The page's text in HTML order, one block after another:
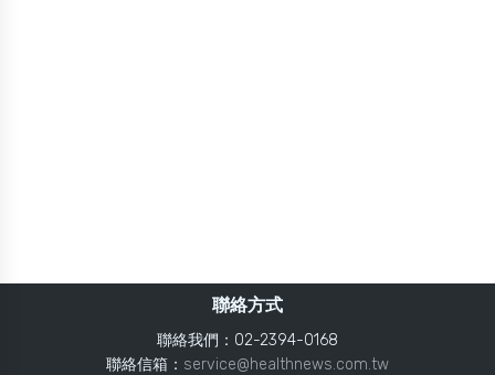
聯絡方式
聯絡我們：02-2394-0168
聯絡信箱： service@healthnews.com.tw